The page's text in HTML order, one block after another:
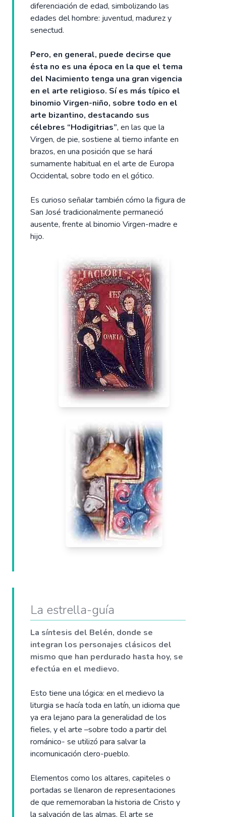
diferenciación de edad, simbolizando las
edades del hombre: juventud, madurez y
senectud.
Pero, en general, puede decirse que
ésta no es una época en la que el tema
del Nacimiento tenga una gran vigencia
en el arte religioso. Sí es más típico el
binomio Virgen-niño, sobre todo en el
arte bizantino, destacando sus
célebres “Hodigitrias”, en las que la
Virgen, de pie, sostiene al tierno infante en
brazos, en una posición que se hará
sumamente habitual en el arte de Europa
Occidental, sobre todo en el gótico.
Es curioso señalar también cómo la figura de
San José tradicionalmente permaneció
ausente, frente al binomio Virgen-madre e
hijo.
La estrella-guía
La síntesis del Belén, donde se
integran los personajes clásicos del
mismo que han perdurado hasta hoy, se
efectúa en el medievo.
Esto tiene una lógica: en el medievo la
liturgia se hacía toda en latín, un idioma que
ya era lejano para la generalidad de los
fieles, y el arte –sobre todo a partir del
románico- se utilizó para salvar la
incomunicación clero-pueblo.
Elementos como los altares, capiteles o
portadas se llenaron de representaciones
de que rememoraban la historia de Cristo y
la salvación de las almas. El arte se